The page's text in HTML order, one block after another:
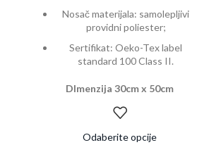
Nosač materijala: samolepljivi
providni poliester;
Sertifikat: Oeko-Tex label
standard 100 Class II.
DImenzija 30cm x 50cm
Odaberite opcije